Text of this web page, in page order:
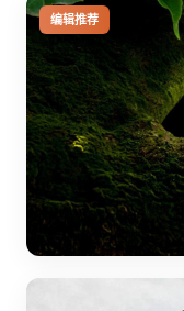
编辑推荐